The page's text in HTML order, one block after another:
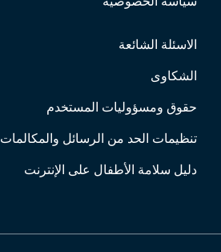
الاسئلة الشائعة
الشكاوى
حقوق ومسؤوليات المستخدم
تنظيمات الحد من الرسائل والمكالمات
دليل سلامة الأطفال على الإنترنت